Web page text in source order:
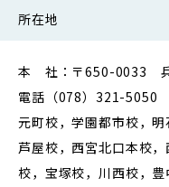
所在地
本 社：〒650-0033 兵
電話（078）321-5050
元町校，学園都市校，明
芦屋校，西宮北口本校
校，宝塚校，川西校，